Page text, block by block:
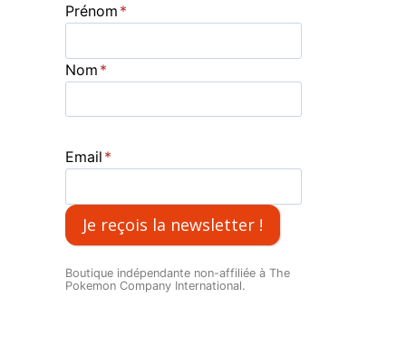
Prénom *
Nom *
Email *
Je reçois la newsletter !
Boutique indépendante non-affiliée à The
Pokemon Company International.